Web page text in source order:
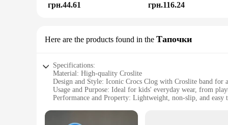
грн.44.61 грн.116.24
Here are the products found in the Тапочки
Specifications:
Material: High-quality Croslite
Design and Style: Iconic Crocs Clog with Croslite band for
Usage and Purpose: Ideal for kids' everyday wear, from
Performance and Property: Lightweight, non-slip, and easy
Applicable People: Suitable for children aged 3-10 years